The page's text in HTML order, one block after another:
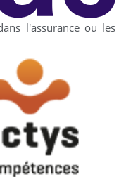
l'assurance ou les